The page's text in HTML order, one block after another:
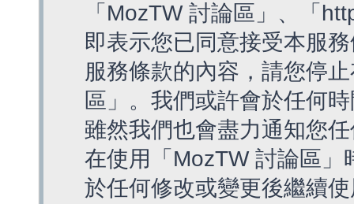
「MozTW 討論區」、「
即表示您已同意接受本服
服務條款的內容，請您停
區」。我們或許會於任何
雖然我們也會盡力通知您
在使用「MozTW 討論區
於任何修改或變更後繼續